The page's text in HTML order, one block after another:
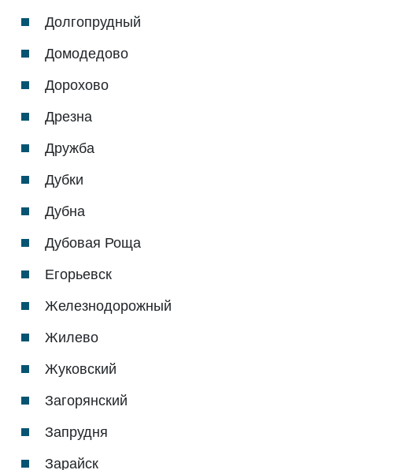
Долгопрудный
Домодедово
Дорохово
Дрезна
Дружба
Дубки
Дубна
Дубовая Роща
Егорьевск
Железнодорожный
Жилево
Жуковский
Загорянский
Запрудня
Зарайск